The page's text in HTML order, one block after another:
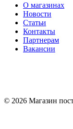
О магазинах
Новости
Статьи
Контакты
Партнерам
Вакансии
© 2026 Магазин